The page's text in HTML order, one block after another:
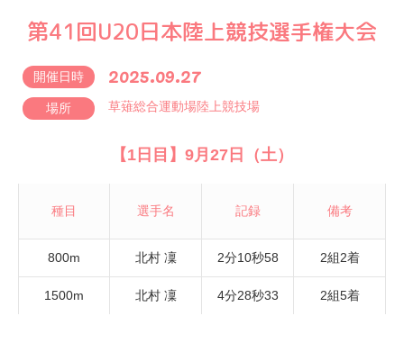
第41回U20日本陸上競技選手権大会
開催日時 2025.09.27
場所 草薙総合運動場陸上競技場
【1日目】9月27日（土）
種目 選手名 記録 備考
800m 北村 凜 2分10秒58 2組2着
1500m 北村 凜 4分28秒33 2組5着